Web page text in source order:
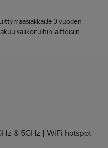
Liittymäasiakkaille 3 vuoden
valikoituihin laitteisiin
& 5GHz | WiFi hotspot